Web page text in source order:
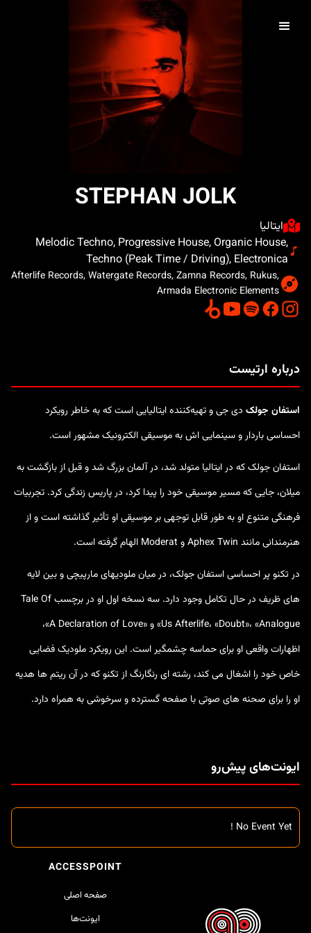
STEPHAN JOLK
ایتالیا
Melodic Techno, Progressive House, Organic House,
Techno (Peak Time / Driving), Electronica
Afterlife Records, Watergate Records, Zamna Records, Rukus,
Armada Electronic Elements
درباره ارتیست
استفان جولک دی جی و تهیه‌کننده ایتالیایی است که به خاطر رویکرد
احساسی باردار و سینمایی اش به موسیقی الکترونیک مشهور است.
استفان جولک که در ایتالیا متولد شد، در آلمان بزرگ شد و قبل از بازگشت به
میلان، جایی که مسیر موسیقی خود را پیدا کرد، در پاریس زندگی کرد. تجربیات
فرهنگی متنوع او به طور قابل توجهی بر موسیقی او تأثیر گذاشته است و از
هنرمندانی مانند Aphex Twin و Moderat الهام گرفته است.
در تکنو پر احساسی استفان جولک، در میان ملودیهای مارپیچی و بین لایه
های ظریف در حال تکامل وجود دارد. سه نسخه اول او در برچسب Tale Of
Us Afterlife، «Doubt»، «Analogue» و «A Declaration of Love»،
اظهارات واقعی او برای حماسه چشمگیر است. این رویکرد ملودیک فضایی
خاص خود را اشغال می کند، رشته ای رنگارنگ از تکنو که در آن ریتم ها هدیه
او را برای صحنه های صوتی با صفحه گسترده و سرخوشی به همراه دارد.
ایونت‌های پیش‌رو
No Event Yet !
ACCESSPOINT
صفحه اصلی
ایونت‌ها